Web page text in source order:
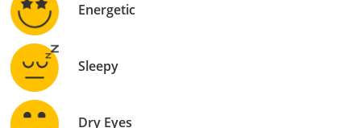
Energetic
Sleepy
Dry Eyes